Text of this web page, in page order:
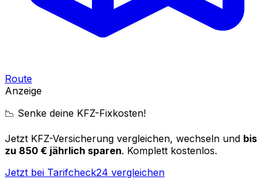
Route
Anzeige
📉 Senke deine KFZ-Fixkosten!
Jetzt KFZ-Versicherung vergleichen, wechseln und bis
zu 850 € jährlich sparen. Komplett kostenlos.
Jetzt bei Tarifcheck24 vergleichen